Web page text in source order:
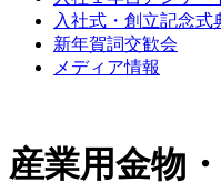
入社式・創立記念式
新年賀詞交歓会
メディア情報
産業用金物